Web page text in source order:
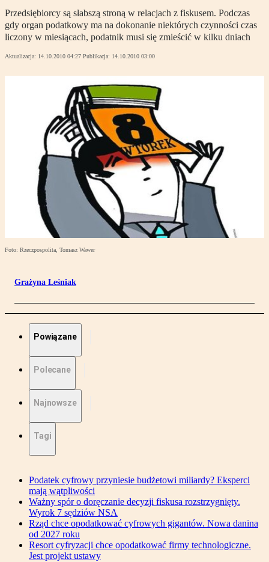
Przedsiębiorcy są słabszą stroną w relacjach z fiskusem. Podczas
gdy organ podatkowy ma na dokonanie niektórych czynności czas
liczony w miesiącach, podatnik musi się zmieścić w kilku dniach
Aktualizacja: 14.10.2010 04:27 Publikacja: 14.10.2010 03:00
Foto: Rzeczpospolita, Tomasz Wawer
Grażyna Leśniak
Powiązane
Polecane
Najnowsze
Tagi
Podatek cyfrowy przyniesie budżetowi miliardy? Eksperci
mają wątpliwości
Ważny spór o doręczanie decyzji fiskusa rozstrzygnięty.
Wyrok 7 sędziów NSA
Rząd chce opodatkować cyfrowych gigantów. Nowa danina
od 2027 roku
Resort cyfryzacji chce opodatkować firmy technologiczne.
Jest projekt ustawy